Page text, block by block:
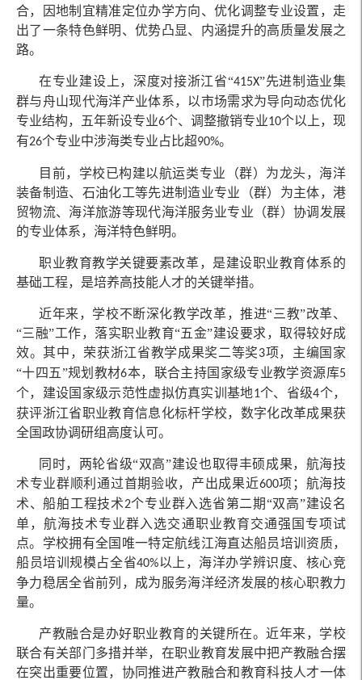
合，因地制宜精准定位办学方向、优化调整专业设置，走
出了一条特色鲜明、优势凸显、内涵提升的高质量发展之
路。
在专业建设上，深度对接浙江省“415X”先进制造业集
群与舟山现代海洋产业体系，以市场需求为导向动态优化
专业结构，五年新设专业6个、调整撤销专业10个以上，现
有26个专业中涉海类专业占比超90%。
目前，学校已构建以航运类专业（群）为龙头，海洋
装备制造、石油化工等先进制造业专业（群）为主体，港
贸物流、海洋旅游等现代海洋服务业专业（群）协调发展
的专业体系，海洋特色鲜明。
职业教育教学关键要素改革，是建设职业教育体系的
基础工程，是培养高技能人才的关键举措。
近年来，学校不断深化教学改革，推进“三教”改革、
“三融”工作，落实职业教育“五金”建设要求，取得较好成
效。其中，荣获浙江省教学成果奖二等奖3项，主编国家
“十四五”规划教材6本，联合主持国家级专业教学资源库5
个，建设国家级示范性虚拟仿真实训基地1个、省级4个，
获评浙江省职业教育信息化标杆学校，数字化改革成果获
全国政协调研组高度认可。
同时，两轮省级“双高”建设也取得丰硕成果，航海技
术专业群顺利通过首期验收，产出成果近600项；航海技
术、船舶工程技术2个专业群入选省第二期“双高”建设名
单，航海技术专业群入选交通职业教育交通强国专项试
点。学校拥有全国唯一特定航线江海直达船员培训资质，
船员培训规模占全省40%以上，海洋办学辨识度、核心竞
争力稳居全省前列，成为服务海洋经济发展的核心职教力
量。
产教融合是办好职业教育的关键所在。近年来，学校
联合有关部门多措并举，在职业教育发展中把产教融合摆
在突出重要位置，协同推进产教融合和教育科技人才一体